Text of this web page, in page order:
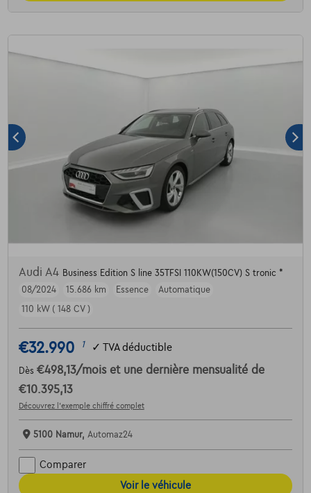
Audi A4 Business Edition S line 35TFSI 110KW(150CV) S tronic *
08/2024
15.686 km Essence
Automatique
110 kW ( 148 CV )
€32.990 1 ✓ TVA déductible
Dès €498,13/mois et une dernière mensualité de
€10.395,13
Découvrez l’exemple chiffré complet
5100 Namur, Automaz24
Comparer
Voir le véhicule